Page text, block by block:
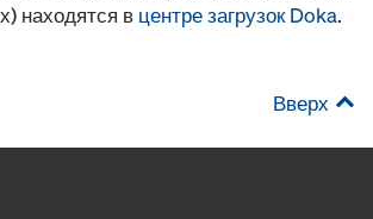
находятся в центре загрузок Doka.
Вверх